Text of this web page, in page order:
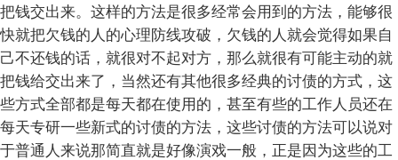
把钱交出来。这样的方法是很多经常会用到的方法，能够很
快就把欠钱的人的心理防线攻破，欠钱的人就会觉得如果自
己不还钱的话，就很对不起对方，那么就很有可能主动的就
把钱给交出来了，当然还有其他很多经典的讨债的方式，这
些方式全部都是每天都在使用的，甚至有些的工作人员还在
每天专研一些新式的讨债的方法，这些讨债的方法可以说对
于普通人来说那简直就是好像演戏一般，正是因为这些的工